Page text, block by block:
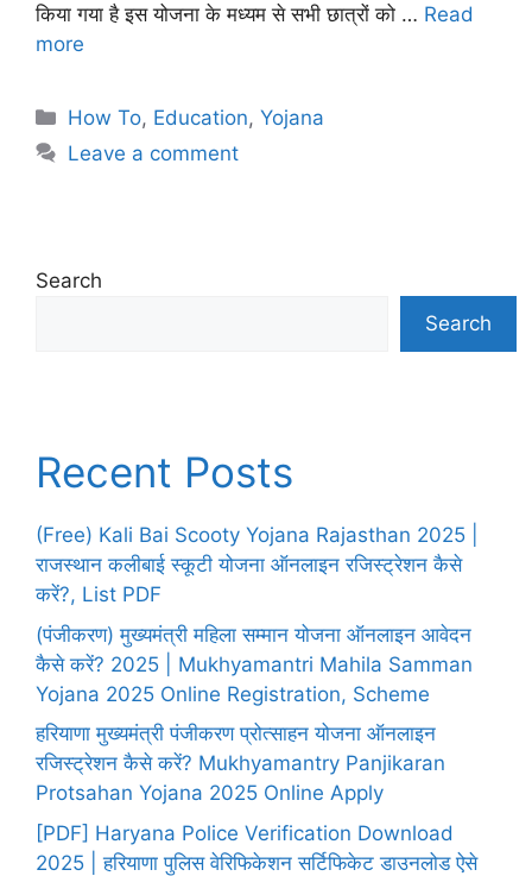
किया गया है इस योजना के मध्यम से सभी छात्रों को … Read
more
Categories
How To, Education,Yojana
Leave a comment
Search
Search
Recent Posts
(Free) Kali Bai Scooty Yojana Rajasthan 2025 |
राजस्थान कलीबाई स्कूटी योजना ऑनलाइन रजिस्ट्रेशन कैसे
करें?, List PDF
(पंजीकरण) मुख्यमंत्री महिला सम्मान योजना ऑनलाइन आवेदन
कैसे करें? 2025 | Mukhyamantri Mahila Samman
Yojana 2025 Online Registration, Scheme
हरियाणा मुख्यमंत्री पंजीकरण प्रोत्साहन योजना ऑनलाइन
रजिस्ट्रेशन कैसे करें? Mukhyamantry Panjikaran
Protsahan Yojana 2025 Online Apply
[PDF] Haryana Police Verification Download
2025 | हरियाणा पुलिस वेरिफिकेशन सर्टिफिकेट डाउनलोड ऐसे